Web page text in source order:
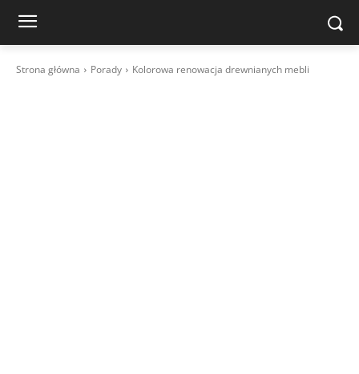
Strona główna Porady Kolorowa renowacja drewnianych mebli